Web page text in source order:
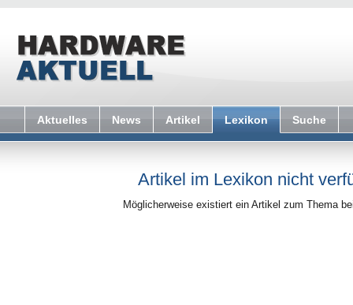
Aktuelles News Artikel Lexikon Suche
Artikel im Lexikon nicht
Möglicherweise existiert ein Artikel zum Thema